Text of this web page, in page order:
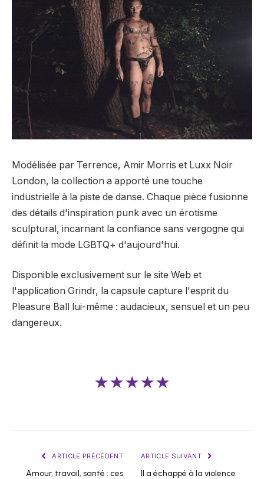
Modélisée par Terrence, Amir Morris et Luxx Noir
London, la collection a apporté une touche
industrielle à la piste de danse. Chaque pièce fusionne
des détails d'inspiration punk avec un érotisme
sculptural, incarnant la confiance sans vergogne qui
définit la mode LGBTQ+ d'aujourd'hui.
Disponible exclusivement sur le site Web et
l'application Grindr, la capsule capture l'esprit du
Pleasure Ball lui-même : audacieux, sensuel et un peu
dangereux.
★★★★★
ARTICLE PRÉCÉDENT
Amour, travail, santé : ces
ARTICLE SUIVANT
Il a échappé à la violence